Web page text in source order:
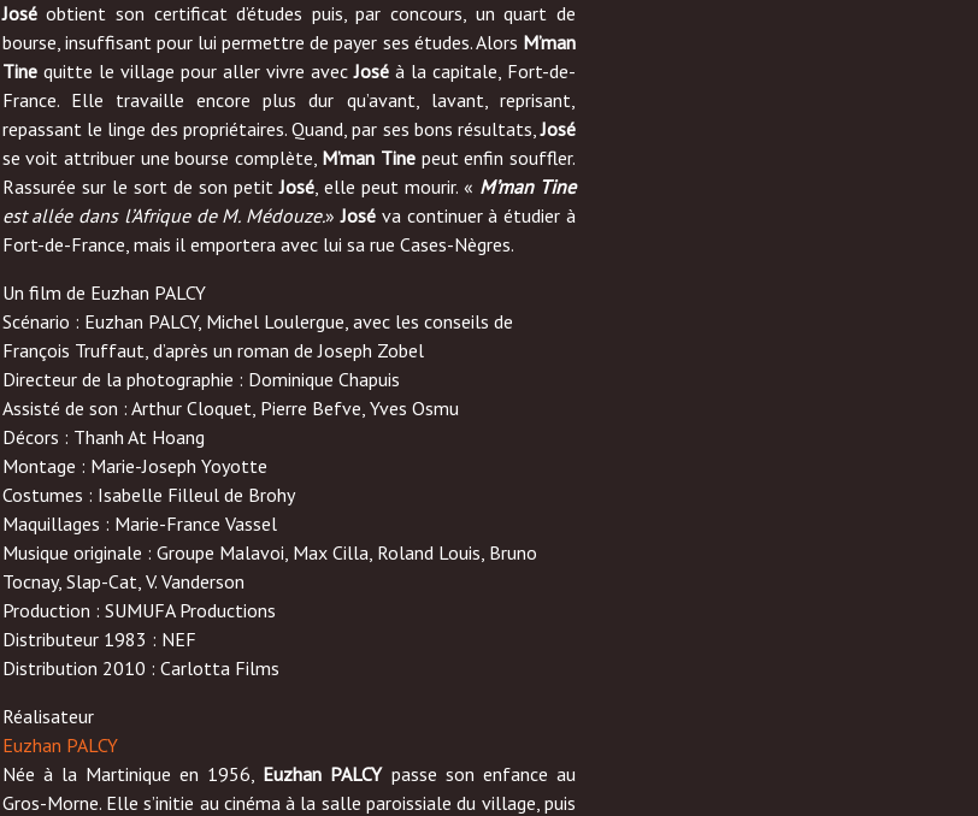
Joséobtient son certificat d’études puis, par concours, un quart de
bourse, insuffisant pour lui permettre de payer ses études. Alors M’man
Tinequitte le village pour aller vivre avecJoséà la capitale, Fort-de-
France. Elle travaille encore plus dur qu’avant, lavant, reprisant,
repassant le linge des propriétaires. Quand, par ses bons résultats,José
se voit attribuer une bourse complète, M’man Tine peut enfin souffler.
Rassurée sur le sort de son petitJosé, elle peut mourir. « M’man Tine
est allée dans l’Afrique de M. Médouze.»José va continuer à étudier à
Fort-de-France, mais il emportera avec lui sa rue Cases-Nègres.
Un film de Euzhan PALCY
Scénario : Euzhan PALCY, Michel Loulergue, avec les conseils de
François Truffaut, d’après un roman de Joseph Zobel
Directeur de la photographie : Dominique Chapuis
Assisté de son : Arthur Cloquet, Pierre Befve, Yves Osmu
Décors : Thanh At Hoang
Montage : Marie-Joseph Yoyotte
Costumes : Isabelle Filleul de Brohy
Maquillages : Marie-France Vassel
Musique originale : Groupe Malavoi, Max Cilla, Roland Louis, Bruno
Tocnay, Slap-Cat, V. Vanderson
Production : SUMUFA Productions
Distributeur 1983 : NEF
Distribution 2010 : Carlotta Films
Réalisateur
Euzhan PALCY
Née à la Martinique en 1956, Euzhan PALCYpasse son enfance au
Gros-Morne. Elle s’initie au cinéma à la salle paroissiale du village, puis